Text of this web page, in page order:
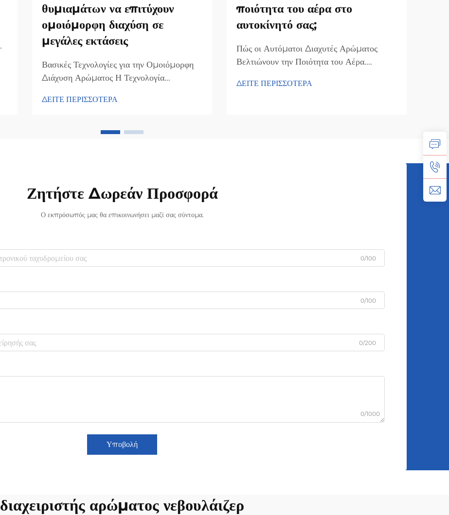
θυμιαμάτων να επιτύχουν
ομοιόμορφη διαχύση σε
μεγάλες εκτάσεις
Βασικές Τεχνολογίες για την Ομοιόμορφη
Διάχυση Αρώματος Η Τεχνολογία
Μικροσωματιδίων Η τεχνολογία ψεκασμού
μετατρέπει τις βασικές μηχανές αρώματος
ΔΕΙΤΕ ΠΕΡΙΣΣΟΤΕΡΑ
ποιότητα του αέρα στο
αυτοκίνητό σας;
Πώς οι Αυτόματοι Διαχυτές Αρώματος
Βελτιώνουν την Ποιότητα του Αέρα.
προσθέστε αιθέριο έλαιο στη γυάλινη φιάλη
ΔΕΙΤΕ ΠΕΡΙΣΣΟΤΕΡΑ
Ζητήστε Δωρεάν Προσφορά
Ο εκπρόσωπός μας θα επικοινωνήσει μαζί σας σύντομα.
0/100
0/100
0/200
0/1000
Υποβολή
διαχειριστής αρώματος νεβουλάιζερ